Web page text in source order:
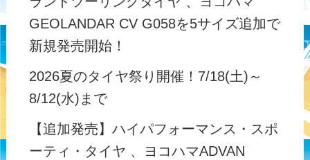
GEOLANDAR CV G058を5サイズ追加で
新規発売開始！
2026夏のタイヤ祭り開催！7/18(土)～
8/12(水)まで
【追加発売】ハイパフォーマンス・スポ
ーティ・タイヤ 、ヨコハマADVAN